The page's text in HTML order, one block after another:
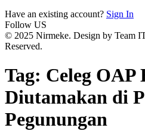
Have an existing account? Sign In
Follow US
© 2025 Nirmeke. Design by Team
Reserved.
Tag: Celeg OAP
Diutamakan di
Pegunungan